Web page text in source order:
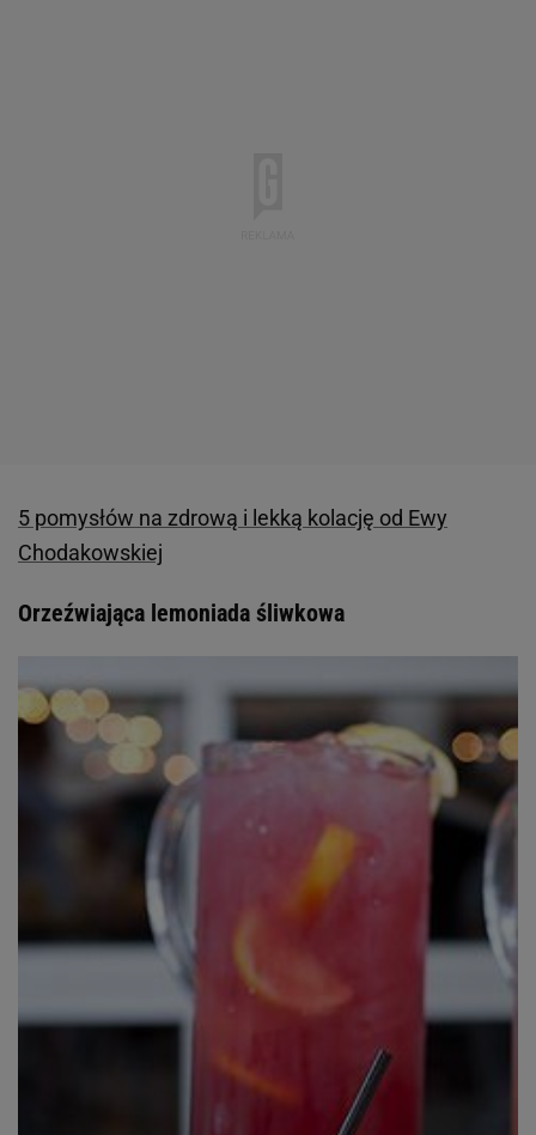
5 pomysłów na zdrową i lekką kolację od Ewy
Chodakowskiej
Orzeźwiająca lemoniada śliwkowa